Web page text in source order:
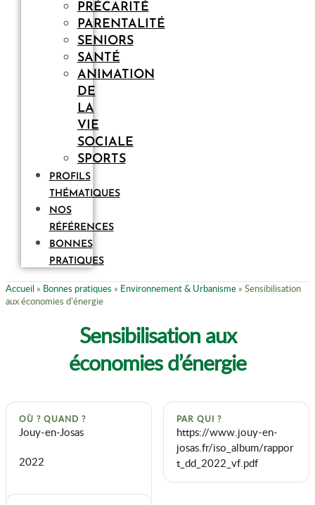
PRÉCARITÉ
PARENTALITÉ
SENIORS
SANTÉ
ANIMATION
DE
LA
VIE
SOCIALE
SPORTS
PROFILS
THÉMATIQUES
NOS
RÉFÉRENCES
BONNES
PRATIQUES
Accueil » Bonnes pratiques » Environnement & Urbanisme » Sensibilisation
aux économies d’énergie
Sensibilisation aux
économies d’énergie
OÙ ? QUAND ?
Jouy-en-Josas
2022
PAR QUI ?
https://www.jouy-en-
josas.fr/iso_album/rappor
t_dd_2022_vf.pdf